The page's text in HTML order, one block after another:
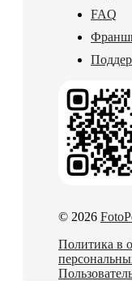
FAQ
© 2026
Политика в